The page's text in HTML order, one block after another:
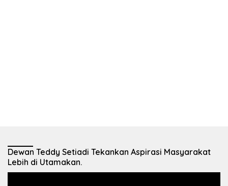
Dewan Teddy Setiadi Tekankan Aspirasi Masyarakat
Lebih di Utamakan.